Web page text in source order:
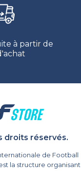
à partir de
droits réservés.
de Football
la structure organisant